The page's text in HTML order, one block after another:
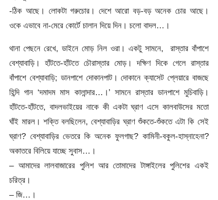
-ঠিক আছে। লোকটা গরুচোর। দেশে আরো বড়-বড় অনেক চোর আছে।
ওকে এভাবে না-মেরে কোর্টে চালান দিয়ে দিন। চলো বাদল…।
থানা পেছনে রেখে, ডাইনে মোড় নিল ওরা। একটু সামনে, রাস্তার বাঁপাশে
বেশ্যাবাড়ি। হাঁটতে-হাঁটতে চৌরাস্তার মোড়। দক্ষিণ দিকে গেলে রাস্তার
বাঁপাশে বেশ্যাবাড়ি; ডানপাশে দোকানপাট। দোকানে ক্যাসেট প্লেয়ারে বাজছে
হিন্দি গান ‘দমাদম মাস কালান্দার…।’ সামনে রাস্তার ডানপাশে মুচিবাড়ি।
হাঁটতে-হাঁটতে, বাদলভাইয়ের নাকে কী একটা ঘ্রাণ এসে কালবাউসের মতো
ঘাঁই মারল। শক্তি বলছিলেন, বেশ্যাবাড়ির ঘ্রাণ শুঁকতে-শুঁকতে এটা কি সেই
ঘ্রাণ? বেশ্যাবাড়ির ভেতরে কি অনেক ফুলগাছ? কামিনী-বকুল-হাস্নাহেনা?
অকাতরে বিলিয়ে যাচ্ছে সুবাস…।
– আমাদের লালবাজারের পুলিশ আর তোমাদের টাঙ্গাইলের পুলিশের একই
চরিত্র।
– জি…।